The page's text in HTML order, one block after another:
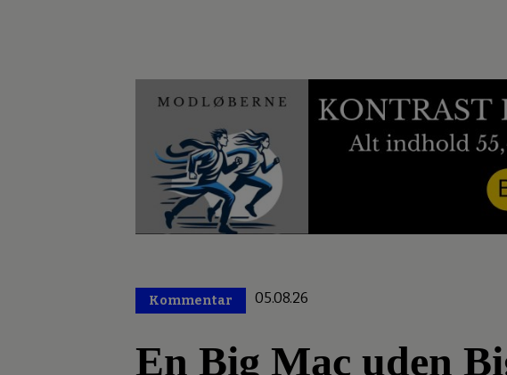
Kommentar 05.08.26
En Big Mac uden